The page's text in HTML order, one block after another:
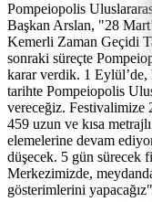
Pompeiopolis
Başkan Arslan, "28
Kemerli Zaman Geçidi
sonraki süreçte
karar verdik. 1 Eylül’de,
tarihte Pompeiopolis
vereceğiz. Festivalimize
459 uzun ve kısa
elemelerine devam
düşecek. 5 gün sürecek
Merkezimizde,
gösterimlerini